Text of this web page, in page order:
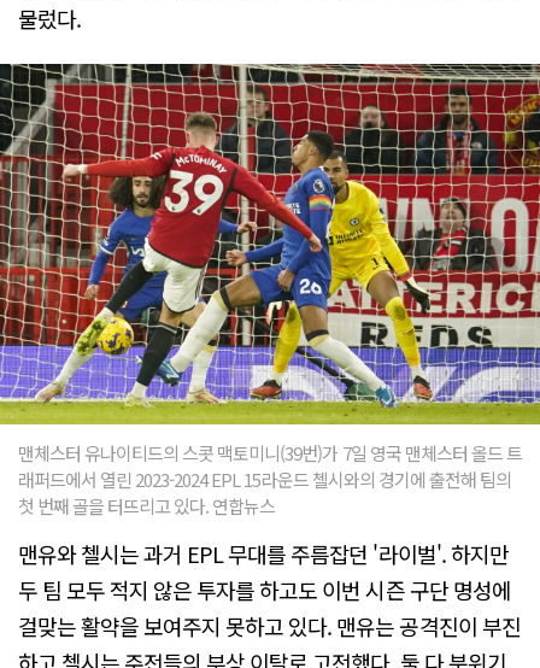
물렀다.
맨체스터 유나이티드의 스콧 맥토미니(39번)가 7일 영국 맨체스터 올드 트
래퍼드에서 열린 2023-2024 EPL 15라운드 첼시와의 경기에 출전해 팀의
첫 번째 골을 터뜨리고 있다. 연합뉴스
맨유와 첼시는 과거 EPL 무대를 주름잡던 '라이벌'. 하지만
두 팀 모두 적지 않은 투자를 하고도 이번 시즌 구단 명성에
걸맞는 활약을 보여주지 못하고 있다. 맨유는 공격진이 부진